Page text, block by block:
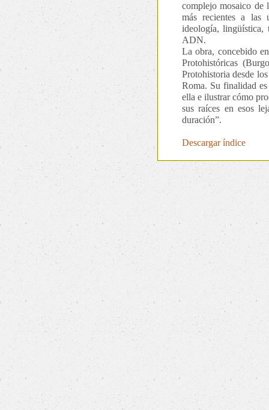
complejo mosaico de
más recientes a las
ideología, lingüística,
ADN.
La obra, concebido
Protohistóricas
Protohistoria desde
Roma. Su finalidad
ella e ilustrar cómo
sus raíces en esos
duración”.
Descargar índice